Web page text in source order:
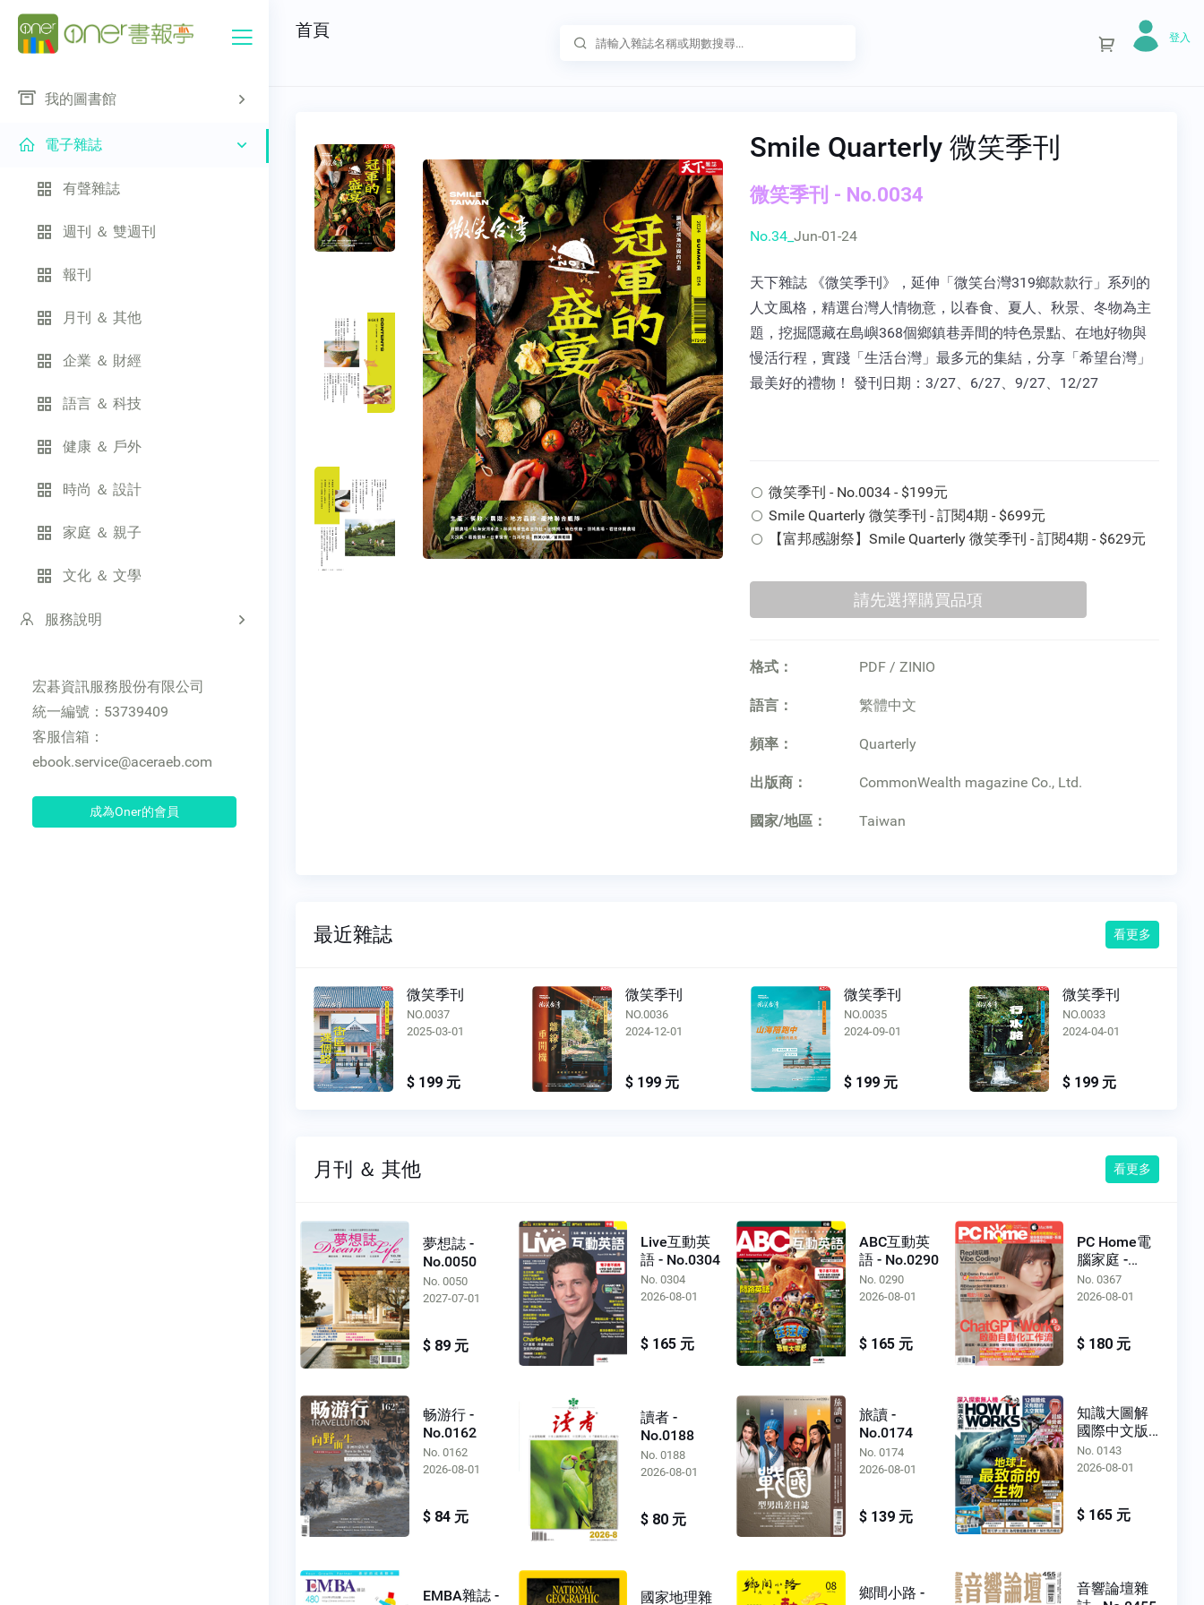
我的圖書館
電子雜誌
有聲雜誌
週刊 ＆ 雙週刊
報刊
月刊 ＆ 其他
企業 ＆ 財經
語言 ＆ 科技
健康 ＆ 戶外
時尚 ＆ 設計
家庭 ＆ 親子
文化 ＆ 文學
服務說明
宏碁資訊服務股份有限公司
統一編號：53739409
客服信箱：
ebook.service@aceraeb.com
成為Oner的會員
首頁 登入
Smile Quarterly 微笑季刊
微笑季刊 - No.0034
No.34_ Jun-01-24
天下雜誌 《微笑季刊》，延伸「微笑台灣319鄉款款行」系列的
人文風格，精選台灣人情物意，以春食、夏人、秋景、冬物為主
題，挖掘隱藏在島嶼368個鄉鎮巷弄間的特色景點、在地好物與
慢活行程，實踐「生活台灣」最多元的集結，分享「希望台灣」
最美好的禮物！ 發刊日期：3/27、6/27、9/27、12/27
微笑季刊 - No.0034 - $199元
Smile Quarterly 微笑季刊 - 訂閱4期 - $699元
【富邦感謝祭】Smile Quarterly 微笑季刊 - 訂閱4期 - $629元
格式： PDF / ZINIO
語言： 繁體中文
頻率： Quarterly
出版商： CommonWealth magazine Co., Ltd.
國家/地區： Taiwan
最近雜誌 看更多
微笑季刊
NO.0036
2024-12-01
$ 199 元
微笑季刊
NO.0035
2024-09-01
$ 199 元
微笑季刊
NO.0033
2024-04-01
$ 199 元
微笑季刊
NO.0032
2023-12-01
$ 199 元
月刊 ＆ 其他 看更多
夢想誌 -
No.0050
No. 0050
2027-07-01
$ 89 元
Live互動英
語 - No.0304
No. 0304
2026-08-01
$ 165 元
ABC互動英
語 - No.0290
No. 0290
2026-08-01
$ 165 元
PC Home電
腦家庭 -
No.0367
No. 0367
2026-08-01
$ 180 元
畅游行 -
No.0162
No. 0162
2026-08-01
$ 84 元
讀者 -
No.0188
No. 0188
2026-08-01
$ 80 元
旅讀 -
No.0174
No. 0174
2026-08-01
$ 139 元
知識大圖解
國際中文版 -
No.0143
No. 0143
2026-08-01
$ 165 元
EMBA雜誌 -
國家地理雜
鄉間小路 -
音響論壇雜